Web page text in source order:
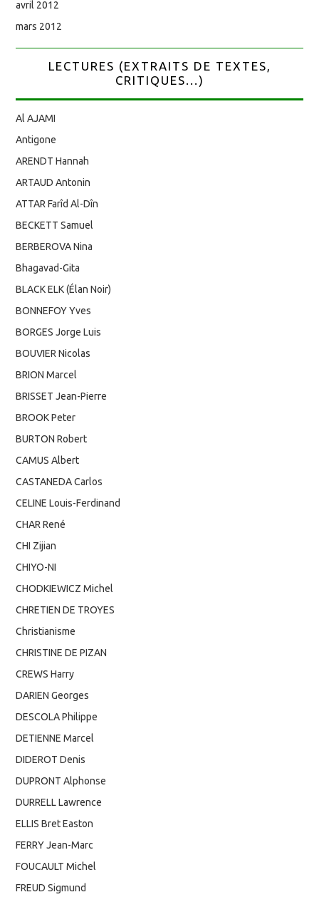
avril 2012
mars 2012
LECTURES (EXTRAITS DE TEXTES,
CRITIQUES...)
Al AJAMI
Antigone
ARENDT Hannah
ARTAUD Antonin
ATTAR Farîd Al-Dîn
BECKETT Samuel
BERBEROVA Nina
Bhagavad-Gita
BLACK ELK (Élan Noir)
BONNEFOY Yves
BORGES Jorge Luis
BOUVIER Nicolas
BRION Marcel
BRISSET Jean-Pierre
BROOK Peter
BURTON Robert
CAMUS Albert
CASTANEDA Carlos
CELINE Louis-Ferdinand
CHAR René
CHI Zijian
CHIYO-NI
CHODKIEWICZ Michel
CHRETIEN DE TROYES
Christianisme
CHRISTINE DE PIZAN
CREWS Harry
DARIEN Georges
DESCOLA Philippe
DETIENNE Marcel
DIDEROT Denis
DUPRONT Alphonse
DURRELL Lawrence
ELLIS Bret Easton
FERRY Jean-Marc
FOUCAULT Michel
FREUD Sigmund